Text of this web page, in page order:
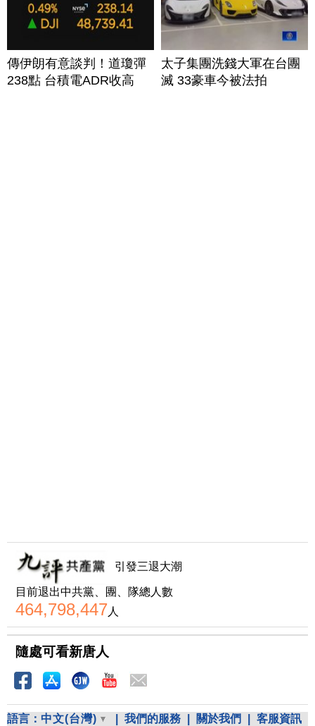
傳伊朗有意談判！道瓊彈
238點 台積電ADR收高
太子集團洗錢大軍在台團
滅 33豪車今被法拍
引發三退大潮
目前退出中共黨、團、隊總人數
464,798,447人
隨處可看新唐人
語言： 中文(台灣) 我們的服務 關於我們 客服資訊